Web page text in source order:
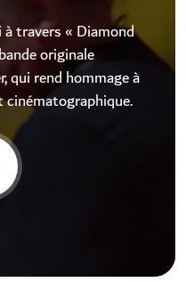
travers « Diamond
originale
qui rend hommage à
cinématographique.